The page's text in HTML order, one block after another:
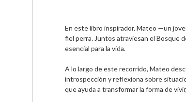
En este libro inspirador, Mateo —un
fiel perra. Juntos atraviesan el Bosque
esencial para la vida.
A lo largo de este recorrido, Mateo
introspección y reflexiona sobre
que ayuda a transformar la forma de